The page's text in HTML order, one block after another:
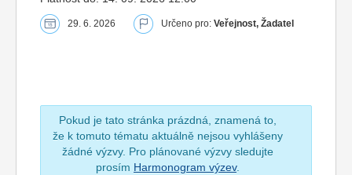
29. 6. 2026 Určeno pro: Veřejnost, Žadatel
Pokud je tato stránka prázdná, znamená to,
že k tomuto tématu aktuálně nejsou vyhlášeny
žádné výzvy. Pro plánované výzvy sledujte
prosím Harmonogram výzev.